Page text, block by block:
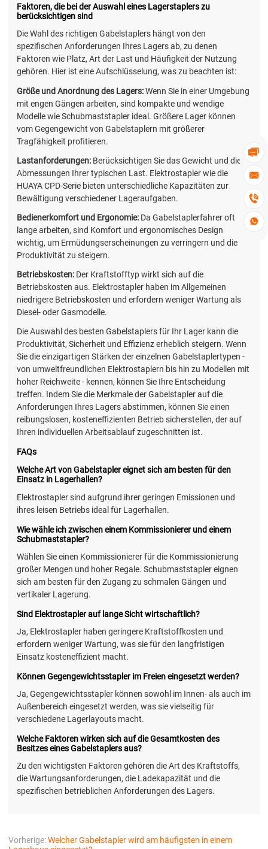




Faktoren, die bei der Auswahl eines Lagerstaplers zu
berücksichtigen sind
Die Wahl des richtigen Gabelstaplers hängt von den
spezifischen Anforderungen Ihres Lagers ab, zu denen
Faktoren wie Platz, Art der Last und Häufigkeit der Nutzung
gehören. Hier ist eine Aufschlüsselung, was zu beachten ist:
Größe und Anordnung des Lagers:Wenn Sie in einer Umgebung
mit engen Gängen arbeiten, sind kompakte und wendige
Modelle wie Schubmaststapler ideal. Größere Lager können
vom Gegengewicht von Gabelstaplern mit größerer
Tragfähigkeit profitieren.
Lastanforderungen: Berücksichtigen Sie das Gewicht und die
Abmessungen Ihrer typischen Last. Elektrostapler wie die
HUAYA CPD-Serie bieten unterschiedliche Kapazitäten zur
Bewältigung verschiedener Lageraufgaben.
Bedienerkomfort und Ergonomie: Da Gabelstaplerfahrer oft
lange arbeiten, sind Komfort und ergonomisches Design
wichtig, um Ermüdungserscheinungen zu verringern und die
Produktivität zu steigern.
Betriebskosten: Der Kraftstofftyp wirkt sich auf die
Betriebskosten aus. Elektrostapler haben im Allgemeinen
niedrigere Betriebskosten und erfordern weniger Wartung als
Diesel- oder Gasmodelle.
Die Auswahl des besten Gabelstaplers für Ihr Lager kann die
Produktivität, Sicherheit und Effizienz erheblich steigern. Wenn
Sie die einzigartigen Stärken der einzelnen Gabelstaplertypen -
von umweltfreundlichen Elektrostaplern bis hin zu Modellen mit
hoher Reichweite - kennen, können Sie Ihre Entscheidung
treffen. Indem Sie die Merkmale der Gabelstapler auf die
Anforderungen Ihres Lagers abstimmen, können Sie einen
reibungslosen, kosteneffizienten Betrieb sicherstellen, der auf
Ihren individuellen Arbeitsablauf zugeschnitten ist.
FAQs
Welche Art von Gabelstapler eignet sich am besten für den
Einsatz in Lagerhallen?
Elektrostapler sind aufgrund ihrer geringen Emissionen und
ihres leisen Betriebs ideal für Lagerhallen.
Wie wähle ich zwischen einem Kommissionierer und einem
Schubmaststapler?
Wählen Sie einen Kommissionierer für die Kommissionierung
großer Mengen und hoher Regale. Schubmaststapler eignen
sich am besten für den Zugang zu schmalen Gängen und
vertikaler Lagerung.
Sind Elektrostapler auf lange Sicht wirtschaftlich?
Ja, Elektrostapler haben geringere Kraftstoffkosten und
erfordern weniger Wartung, was sie für den langfristigen
Einsatz kosteneffizient macht.
Können Gegengewichtsstapler im Freien eingesetzt werden?
Ja, Gegengewichtsstapler können sowohl im Innen- als auch im
Außenbereich eingesetzt werden, was sie vielseitig für
verschiedene Lagerlayouts macht.
Welche Faktoren wirken sich auf die Gesamtkosten des
Besitzes eines Gabelstaplers aus?
Zu den wichtigsten Faktoren gehören die Art des Kraftstoffs,
die Wartungsanforderungen, die Ladekapazität und die
spezifischen betrieblichen Anforderungen des Lagers.
Vorherige:Welcher Gabelstapler wird am häufigsten in einem